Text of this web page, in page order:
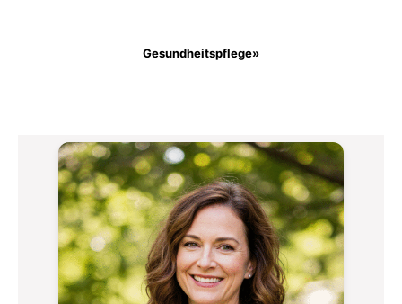
Gesundheitspflege»